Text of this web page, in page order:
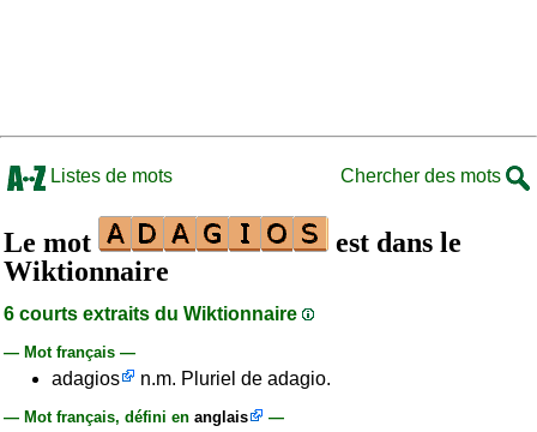
Listes de mots Chercher des mots
Le mot
est dans le
Wiktionnaire
6 courts extraits du Wiktionnaire
— Mot français —
adagios n.m. Pluriel de adagio.
— Mot français, défini en anglais —